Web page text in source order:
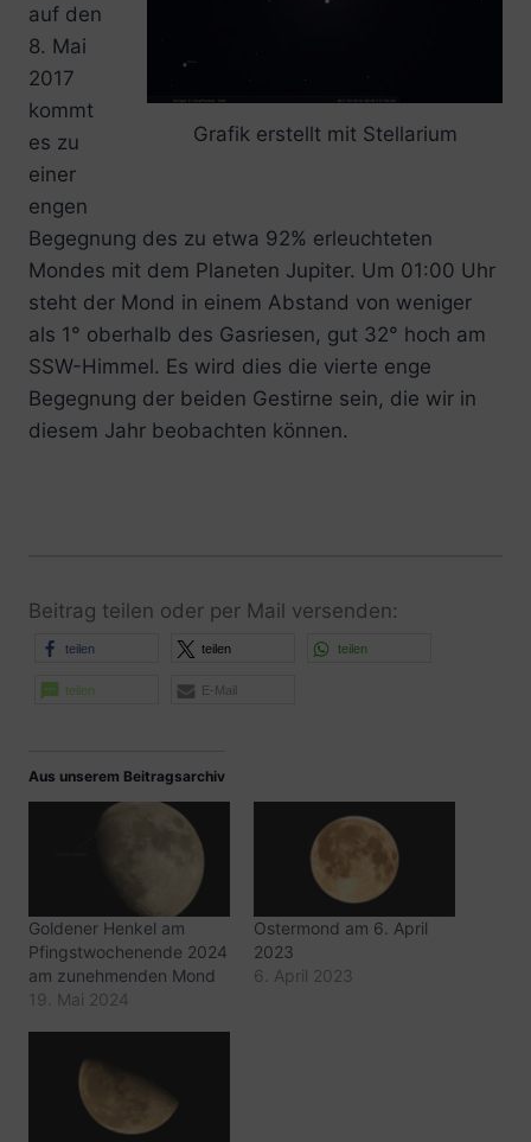
Grafik erstellt mit Stellarium
auf den
8. Mai
2017
kommt
es zu
einer
engen
Begegnung des zu etwa 92% erleuchteten
Mondes mit dem Planeten Jupiter. Um 01:00 Uhr
steht der Mond in einem Abstand von weniger
als 1° oberhalb des Gasriesen, gut 32° hoch am
SSW-Himmel. Es wird dies die vierte enge
Begegnung der beiden Gestirne sein, die wir in
diesem Jahr beobachten können.
Beitrag teilen oder per Mail versenden:
teilen teilen teilen
teilen E-Mail
Aus unserem Beitragsarchiv
Goldener Henkel am
Pfingstwochenende 2024
am zunehmenden Mond
19. Mai 2024
Ostermond am 6. April
2023
6. April 2023